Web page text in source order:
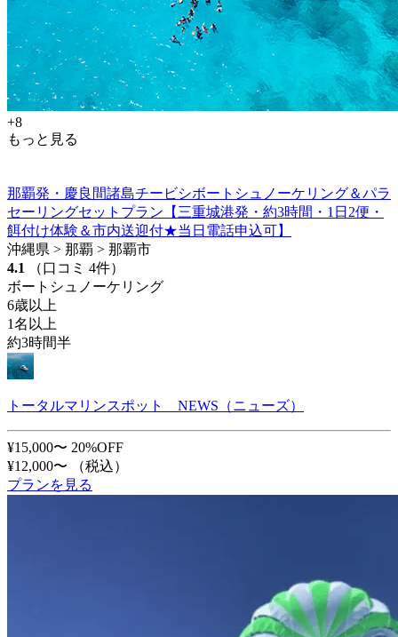
+8
もっと見る
那覇発・慶良間諸島チービシボートシュノーケリング＆パラ
セーリングセットプラン【三重城港発・約3時間・1日2便・
餌付け体験＆市内送迎付★当日電話申込可】
沖縄県 > 那覇 > 那覇市
4.1
（口コミ 4件）
ボートシュノーケリング
6歳以上
1名以上
約3時間半
トータルマリンスポット NEWS（ニューズ）
¥15,000〜 20%OFF
¥12,000〜
（税込）
プランを見る